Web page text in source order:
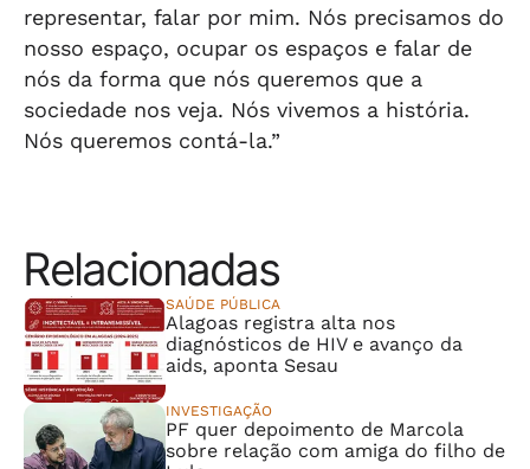
representar, falar por mim. Nós precisamos do
nosso espaço, ocupar os espaços e falar de
nós da forma que nós queremos que a
sociedade nos veja. Nós vivemos a história.
Nós queremos contá-la.”
Relacionadas
SAÚDE PÚBLICA
Alagoas registra alta nos
diagnósticos de HIV e avanço da
aids, aponta Sesau
INVESTIGAÇÃO
PF quer depoimento de Marcola
sobre relação com amiga do filho de